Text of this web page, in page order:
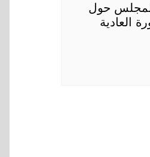
حول
العادية